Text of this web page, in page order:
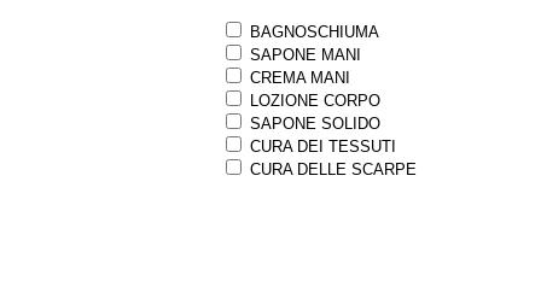
BAGNOSCHIUMA
SAPONE MANI
CREMA MANI
LOZIONE CORPO
SAPONE SOLIDO
CURA DEI TESSUTI
CURA DELLE SCARPE